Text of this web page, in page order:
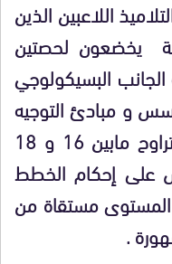
اللاعبين الذين
ما بين 15 و 16 سنة يخضعون لحصتين
البسيكولوجي
و مبادئ التوجيه
التكتيكي . أما التلاميذ التي تتراوح مابين 16 و 18
على إحكام الخطط
المستوى مستقاة من
.